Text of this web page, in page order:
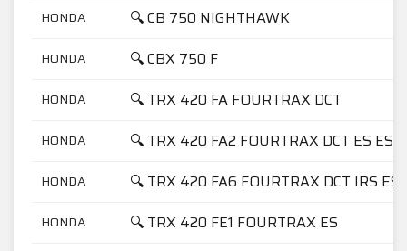
HONDA 🔍 CB 750 NIGHTHAWK
HONDA 🔍 CBX 750 F
HONDA 🔍 TRX 420 FA FOURTRAX DCT
HONDA 🔍 TRX 420 FA2 FOURTRAX DCT ES ESP
HONDA 🔍 TRX 420 FA6 FOURTRAX DCT IRS ES
HONDA 🔍 TRX 420 FE1 FOURTRAX ES